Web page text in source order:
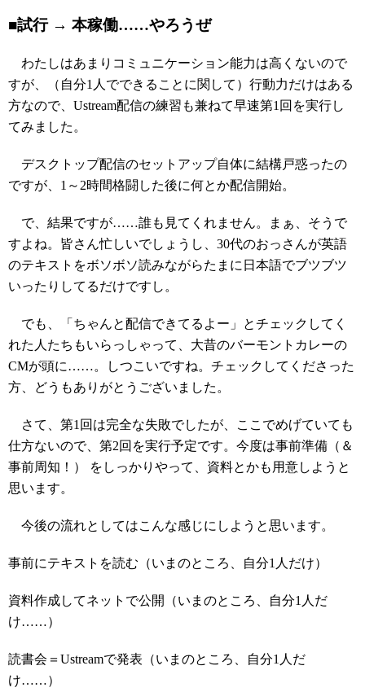
■試行 → 本稼働……やろうぜ
わたしはあまりコミュニケーション能力は高くないので
すが、（自分1人でできることに関して）行動力だけはある
方なので、Ustream配信の練習も兼ねて早速第1回を実行し
てみました。
デスクトップ配信のセットアップ自体に結構戸惑ったの
ですが、1～2時間格闘した後に何とか配信開始。
で、結果ですが……誰も見てくれません。まぁ、そうで
すよね。皆さん忙しいでしょうし、30代のおっさんが英語
のテキストをボソボソ読みながらたまに日本語でブツブツ
いったりしてるだけですし。
でも、「ちゃんと配信できてるよー」とチェックしてく
れた人たちもいらっしゃって、大昔のバーモントカレーの
CMが頭に……。しつこいですね。チェックしてくださった
方、どうもありがとうございました。
さて、第1回は完全な失敗でしたが、ここでめげていても
仕方ないので、第2回を実行予定です。今度は事前準備（＆
事前周知！） をしっかりやって、資料とかも用意しようと
思います。
今後の流れとしてはこんな感じにしようと思います。
事前にテキストを読む（いまのところ、自分1人だけ）
資料作成してネットで公開（いまのところ、自分1人だ
け……）
読書会＝Ustreamで発表（いまのところ、自分1人だ
け……）